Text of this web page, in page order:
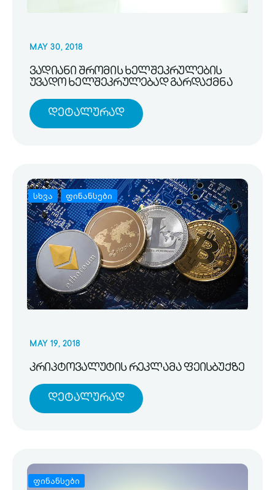
MAY 30, 2018
ვადიანი შრომის ხელშეკრულების
უვადო ხელშეკრულებად გარდაქმნა
Დეტალურად
სხვა ფინანსები
MAY 19, 2018
კრიპტოვალუტის რეკლამა ფეისბუქზე
Დეტალურად
ფინანსები